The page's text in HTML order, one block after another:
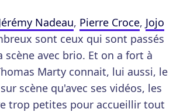
Nadeau, Pierre Croce, Jojo
sont ceux qui sont passés
scène avec brio. Et on a fort à
Marty connait, lui aussi, le
scène qu'avec ses vidéos, les
trop petites pour accueillir tout